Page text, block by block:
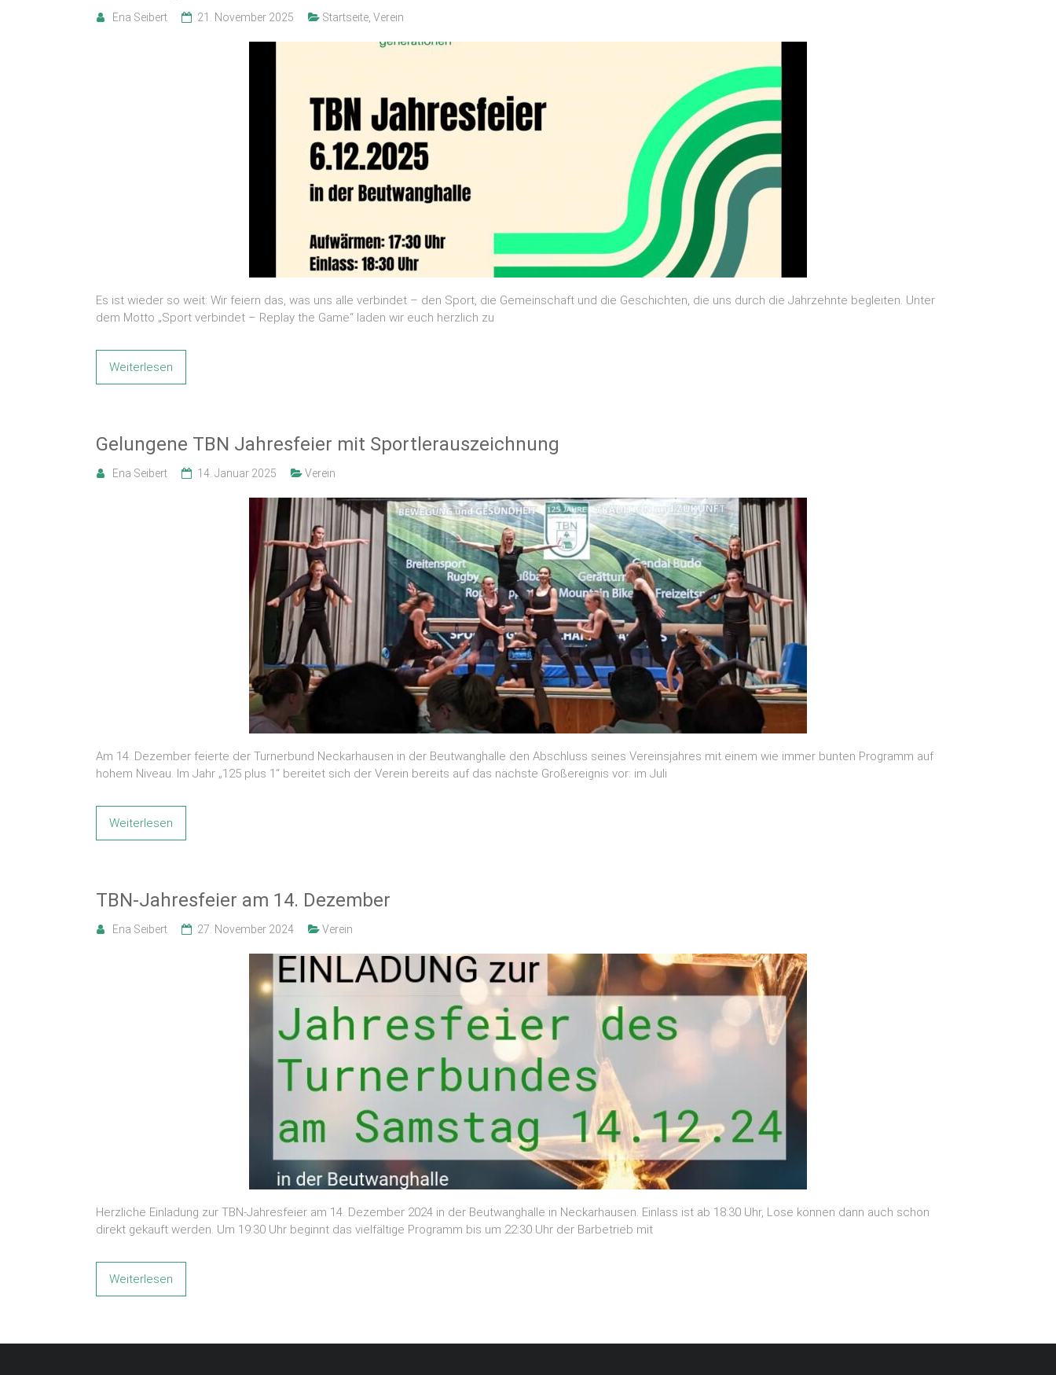
Ena Seibert 21. November 2025 Startseite, Verein
Es ist wieder so weit: Wir feiern das, was uns alle verbindet – den Sport, die Gemeinschaft und die Geschichten, die uns durch die Jahrzehnte begleiten. Unter
dem Motto „Sport verbindet – Replay the Game“ laden wir euch herzlich zu
Weiterlesen
Gelungene TBN Jahresfeier mit Sportlerauszeichnung
Ena Seibert 14. Januar 2025 Verein
Am 14. Dezember feierte der Turnerbund Neckarhausen in der Beutwanghalle den Abschluss seines Vereinsjahres mit einem wie immer bunten Programm auf
hohem Niveau. Im Jahr „125 plus 1“ bereitet sich der Verein bereits auf das nächste Großereignis vor: im Juli
Weiterlesen
TBN-Jahresfeier am 14. Dezember
Ena Seibert 27. November 2024 Verein
Herzliche Einladung zur TBN-Jahresfeier am 14. Dezember 2024 in der Beutwanghalle in Neckarhausen. Einlass ist ab 18:30 Uhr, Lose können dann auch schon
direkt gekauft werden. Um 19:30 Uhr beginnt das vielfältige Programm bis um 22:30 Uhr der Barbetrieb mit
Weiterlesen